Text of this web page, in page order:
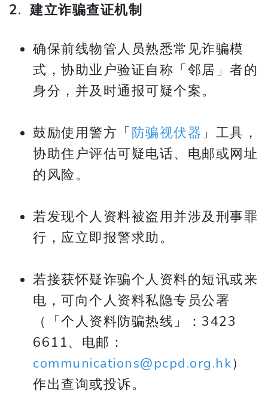
2. 建立诈骗查证机制
确保前线物管人员熟悉常见诈骗模
式，协助业户验证自称「邻居」者的
身分，并及时通报可疑个案。
鼓励使用警方「防骗视伏器 」工具，
协助住户评估可疑电话、电邮或网址
的风险。
若发现个人资料被盗用并涉及刑事罪
行，应立即报警求助。
若接获怀疑诈骗个人资料的短讯或来
电，可向个人资料私隐专员公署
（「个人资料防骗热线」：3423
6611、电邮：
communications@pcpd.org.hk）
作出查询或投诉。